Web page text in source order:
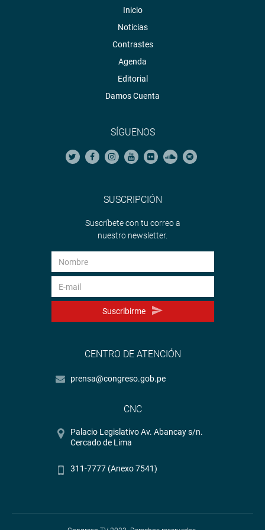
https://soundcloud.com/radiocongreso
Inicio
Noticias
Contrastes
Agenda
Editorial
Damos Cuenta
SÍGUENOS
SUSCRIPCIÓN
Suscríbete con tu correo a
nuestro newsletter.
Suscribirme
CENTRO DE ATENCIÓN
prensa@congreso.gob.pe
CNC
Palacio Legislativo Av. Abancay s/n.
Cercado de Lima
311-7777 (Anexo 7541)